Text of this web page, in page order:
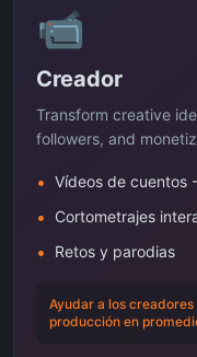
📹
Creador
Transform creative
followers, and
• Vídeos de cuentos
• Cortometrajes
• Retos y parodias
Ayudar a los
producción en